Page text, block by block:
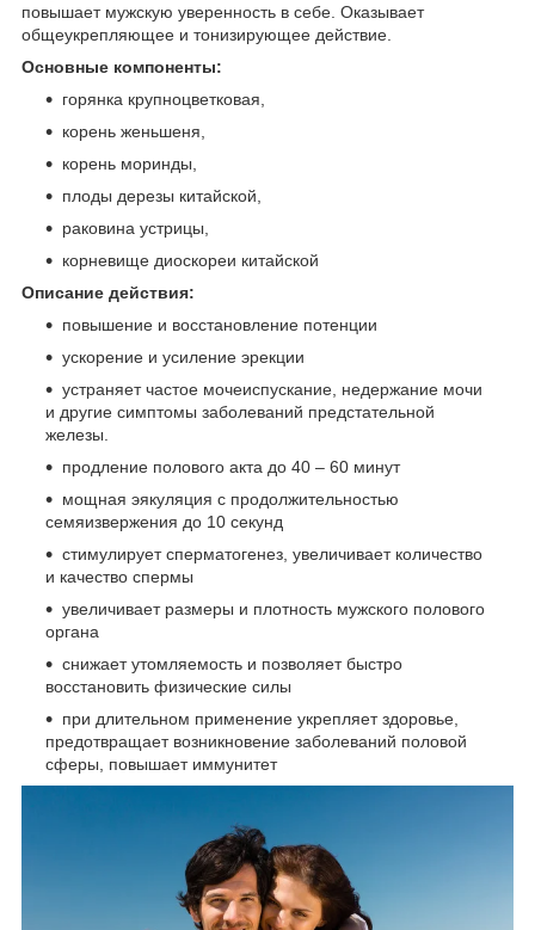
повышает мужскую уверенность в себе. Оказывает
общеукрепляющее и тонизирующее действие.
Основные компоненты:
горянка крупноцветковая,
корень женьшеня,
корень моринды,
плоды дерезы китайской,
раковина устрицы,
корневище диоскореи китайской
Описание действия:
повышение и восстановление потенции
ускорение и усиление эрекции
устраняет частое мочеиспускание, недержание мочи
и другие симптомы заболеваний предстательной
железы.
продление полового акта до 40 – 60 минут
мощная эякуляция с продолжительностью
семяизвержения до 10 секунд
стимулирует сперматогенез, увеличивает количество
и качество спермы
увеличивает размеры и плотность мужского полового
органа
снижает утомляемость и позволяет быстро
восстановить физические силы
при длительном применение укрепляет здоровье,
предотвращает возникновение заболеваний половой
сферы, повышает иммунитет